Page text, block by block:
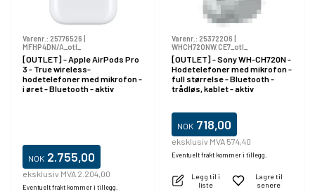
Varenr.: 25776526 |
MFHP4DN/A_otl_
[OUTLET] - Apple AirPods Pro
3 - True wireless-
hodetelefoner med mikrofon -
i øret - Bluetooth - aktiv
NOK 2.755,00
eksklusiv MVA 2.204,00
Eventuelt frakt kommer i tillegg.
Varenr.: 25372206 |
WHCH720NW.CE7_otl_
[OUTLET] - Sony WH-CH720N -
Hodetelefoner med mikrofon -
full størrelse - Bluetooth -
trådløs, kablet - aktiv
NOK 718,00
eksklusiv MVA 574,40
Eventuelt frakt kommer i tillegg.
Legg til i
liste
Lagre til
senere